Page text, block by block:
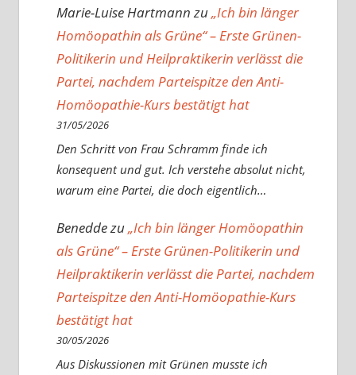
Marie-Luise Hartmannzu„Ich bin länger
Homöopathin als Grüne“ – Erste Grünen-
Politikerin und Heilpraktikerin verlässt die
Partei, nachdem Parteispitze den Anti-
Homöopathie-Kurs bestätigt hat
31/05/2026
Den Schritt von Frau Schramm finde ich
konsequent und gut. Ich verstehe absolut nicht,
warum eine Partei, die doch eigentlich…
Beneddezu„Ich bin länger Homöopathin
als Grüne“ – Erste Grünen-Politikerin und
Heilpraktikerin verlässt die Partei, nachdem
Parteispitze den Anti-Homöopathie-Kurs
bestätigt hat
30/05/2026
Aus Diskussionen mit Grünen musste ich